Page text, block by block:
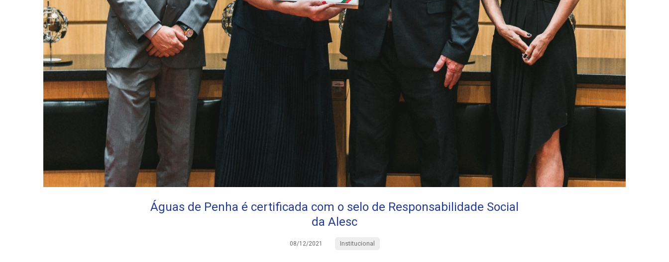
Águas de Penha é certificada com o selo de Responsabilidade Social
da Alesc
08/12/2021 Institucional